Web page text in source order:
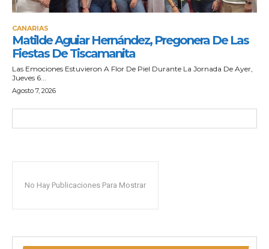
CANARIAS
Matilde Aguiar Hernández, Pregonera De Las
Fiestas De Tiscamanita
Las Emociones Estuvieron A Flor De Piel Durante La Jornada De Ayer,
Jueves 6...
Agosto 7, 2026
No Hay Publicaciones Para Mostrar